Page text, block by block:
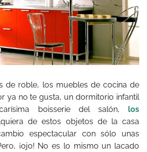
de roble, los muebles de cocina de
ya no te gusta, un dormitorio infantil
boisserie del salón, los
de estos objetos de la casa
espectacular con sólo unas
¡ojo! No es lo mismo un lacado